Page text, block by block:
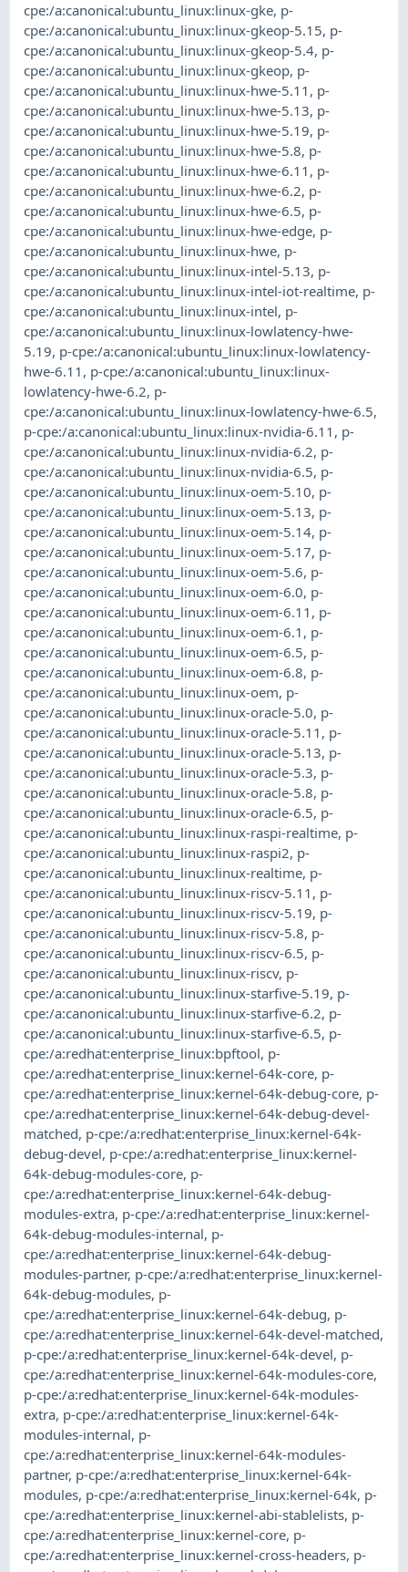
cpe:/a:canonical:ubuntu_linux:linux-gke, p-
cpe:/a:canonical:ubuntu_linux:linux-gkeop-5.15, p-
cpe:/a:canonical:ubuntu_linux:linux-gkeop-5.4, p-
cpe:/a:canonical:ubuntu_linux:linux-gkeop, p-
cpe:/a:canonical:ubuntu_linux:linux-hwe-5.11 , p-
cpe:/a:canonical:ubuntu_linux:linux-hwe-5.13, p-
cpe:/a:canonical:ubuntu_linux:linux-hwe-5.19, p-
cpe:/a:canonical:ubuntu_linux:linux-hwe-5.8, p-
cpe:/a:canonical:ubuntu_linux:linux-hwe-6.11 , p-
cpe:/a:canonical:ubuntu_linux:linux-hwe-6.2, p-
cpe:/a:canonical:ubuntu_linux:linux-hwe-6.5, p-
cpe:/a:canonical:ubuntu_linux:linux-hwe-edge, p-
cpe:/a:canonical:ubuntu_linux:linux-hwe, p-
cpe:/a:canonical:ubuntu_linux:linux-intel-5.13, p-
cpe:/a:canonical:ubuntu_linux:linux-intel-iot-realtime, p-
cpe:/a:canonical:ubuntu_linux:linux-intel, p-
cpe:/a:canonical:ubuntu_linux:linux-lowlatency-hwe-
5.19, p-cpe:/a:canonical:ubuntu_linux:linux-lowlatency-
hwe-6.11 , p-cpe:/a:canonical:ubuntu_linux:linux-
lowlatency-hwe-6.2, p-
cpe:/a:canonical:ubuntu_linux:linux-lowlatency-hwe-6.5,
p-cpe:/a:canonical:ubuntu_linux:linux-nvidia-6.11 , p-
cpe:/a:canonical:ubuntu_linux:linux-nvidia-6.2, p-
cpe:/a:canonical:ubuntu_linux:linux-nvidia-6.5, p-
cpe:/a:canonical:ubuntu_linux:linux-oem-5.10, p-
cpe:/a:canonical:ubuntu_linux:linux-oem-5.13, p-
cpe:/a:canonical:ubuntu_linux:linux-oem-5.14, p-
cpe:/a:canonical:ubuntu_linux:linux-oem-5.17, p-
cpe:/a:canonical:ubuntu_linux:linux-oem-5.6, p-
cpe:/a:canonical:ubuntu_linux:linux-oem-6.0, p-
cpe:/a:canonical:ubuntu_linux:linux-oem-6.11 , p-
cpe:/a:canonical:ubuntu_linux:linux-oem-6.1 , p-
cpe:/a:canonical:ubuntu_linux:linux-oem-6.5, p-
cpe:/a:canonical:ubuntu_linux:linux-oem-6.8, p-
cpe:/a:canonical:ubuntu_linux:linux-oem, p-
cpe:/a:canonical:ubuntu_linux:linux-oracle-5.0, p-
cpe:/a:canonical:ubuntu_linux:linux-oracle-5.11 , p-
cpe:/a:canonical:ubuntu_linux:linux-oracle-5.13, p-
cpe:/a:canonical:ubuntu_linux:linux-oracle-5.3, p-
cpe:/a:canonical:ubuntu_linux:linux-oracle-5.8, p-
cpe:/a:canonical:ubuntu_linux:linux-oracle-6.5, p-
cpe:/a:canonical:ubuntu_linux:linux-raspi-realtime, p-
cpe:/a:canonical:ubuntu_linux:linux-raspi2, p-
cpe:/a:canonical:ubuntu_linux:linux-realtime, p-
cpe:/a:canonical:ubuntu_linux:linux-riscv-5.11 , p-
cpe:/a:canonical:ubuntu_linux:linux-riscv-5.19, p-
cpe:/a:canonical:ubuntu_linux:linux-riscv-5.8, p-
cpe:/a:canonical:ubuntu_linux:linux-riscv-6.5, p-
cpe:/a:canonical:ubuntu_linux:linux-riscv, p-
cpe:/a:canonical:ubuntu_linux:linux-starfive-5.19, p-
cpe:/a:canonical:ubuntu_linux:linux-starfive-6.2, p-
cpe:/a:canonical:ubuntu_linux:linux-starfive-6.5, p-
cpe:/a:redhat:enterprise_linux:bpftool, p-
cpe:/a:redhat:enterprise_linux:kernel-64k-core, p-
cpe:/a:redhat:enterprise_linux:kernel-64k-debug-core, p-
cpe:/a:redhat:enterprise_linux:kernel-64k-debug-devel-
matched, p-cpe:/a:redhat:enterprise_linux:kernel-64k-
debug-devel, p-cpe:/a:redhat:enterprise_linux:kernel-
64k-debug-modules-core, p-
cpe:/a:redhat:enterprise_linux:kernel-64k-debug-
modules-extra, p-cpe:/a:redhat:enterprise_linux:kernel-
64k-debug-modules-internal, p-
cpe:/a:redhat:enterprise_linux:kernel-64k-debug-
modules-partner, p-cpe:/a:redhat:enterprise_linux:kernel-
64k-debug-modules, p-
cpe:/a:redhat:enterprise_linux:kernel-64k-debug, p-
cpe:/a:redhat:enterprise_linux:kernel-64k-devel-matched,
p-cpe:/a:redhat:enterprise_linux:kernel-64k-devel, p-
cpe:/a:redhat:enterprise_linux:kernel-64k-modules-core,
p-cpe:/a:redhat:enterprise_linux:kernel-64k-modules-
extra, p-cpe:/a:redhat:enterprise_linux:kernel-64k-
modules-internal, p-
cpe:/a:redhat:enterprise_linux:kernel-64k-modules-
partner, p-cpe:/a:redhat:enterprise_linux:kernel-64k-
modules, p-cpe:/a:redhat:enterprise_linux:kernel-64k, p-
cpe:/a:redhat:enterprise_linux:kernel-abi-stablelists, p-
cpe:/a:redhat:enterprise_linux:kernel-core, p-
cpe:/a:redhat:enterprise_linux:kernel-cross-headers, p-